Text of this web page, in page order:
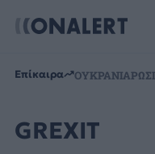
Επίκαιρα ΟΥΚΡΑΝΙΑ
GREXIT